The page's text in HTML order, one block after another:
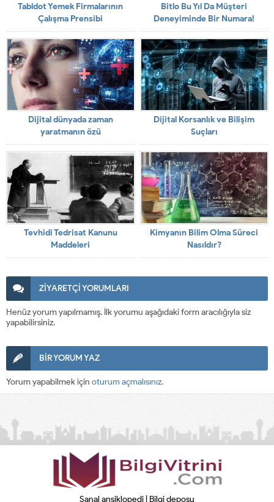
Tabldot Yemek Firmalarının
Çalışma Prensibi
Bitlo Bu Yıl Da Müşteri
Deneyiminde Bir Numara!
Dijital dünyada zaman
yaratmanın özü
Dijital Korsanlık ve Bilişim
Suçları
Tevhidi Tedrisat Kanunu
Maddeleri
Kimyanın Bilim Olma Süreci
Nasıldır?
ZİYARETÇİ YORUMLARI
Henüz yorum yapılmamış. İlk yorumu aşağıdaki form aracılığıyla siz
yapabilirsiniz.
BİR YORUM YAZ
Yorum yapabilmek için oturum açmalısınız.
Sanal ansiklopedi | Bilgi deposu